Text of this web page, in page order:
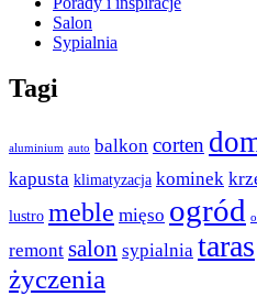
Salon
Sypialnia
Tagi
aluminium auto balkon corten
kapusta klimatyzacja kominek
lustro meble mięso ogród
remont salon sypialnia taras
życzenia